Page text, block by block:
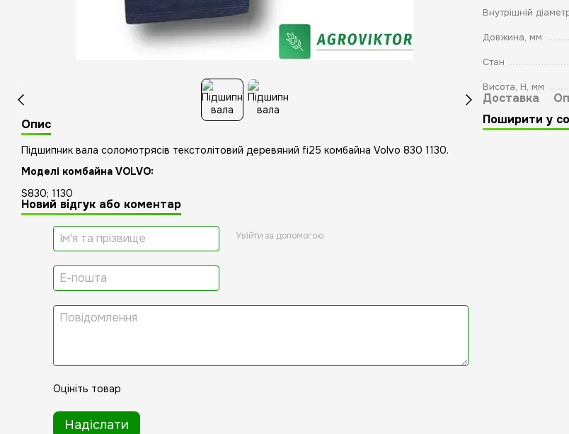
Опис
Підшипник вала соломотрясів текстолітовий деревяний fi25 комбайна Volvo 830 1130.
Моделі комбайна VOLVO:
S830; 1130
Новий відгук або коментар
Увійти за допомогою
Оцініть товар
Надіслати
Внутрішній
Довжина, мм
Стан
Висота, Н, мм
Доставка
Поширити у